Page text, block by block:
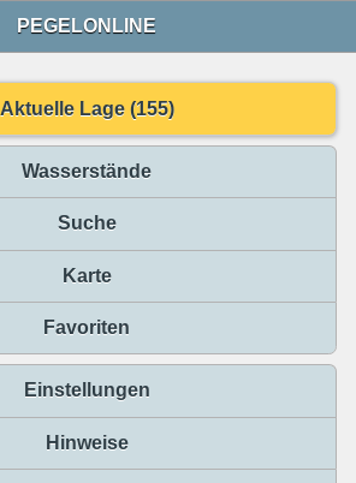
PEGELONLINE
Aktuelle Lage (155)
Wasserstände
Suche
Karte
Favoriten
Einstellungen
Hinweise